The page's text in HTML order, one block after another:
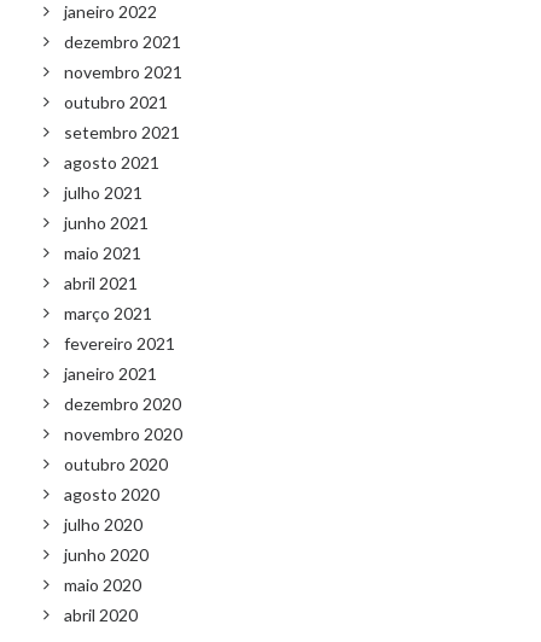
janeiro 2022
dezembro 2021
novembro 2021
outubro 2021
setembro 2021
agosto 2021
julho 2021
junho 2021
maio 2021
abril 2021
março 2021
fevereiro 2021
janeiro 2021
dezembro 2020
novembro 2020
outubro 2020
agosto 2020
julho 2020
junho 2020
maio 2020
abril 2020